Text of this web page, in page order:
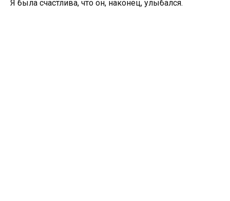
Я была счастлива, что он, наконец, улыбался.